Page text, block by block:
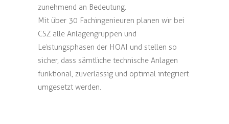
zunehmend an Bedeutung.
Mit über 30 Fachingenieuren planen wir bei
CSZ alle Anlagengruppen und
Leistungsphasen der HOAI und stellen so
sicher, dass sämtliche technische Anlagen
funktional, zuverlässig und optimal integriert
umgesetzt werden.